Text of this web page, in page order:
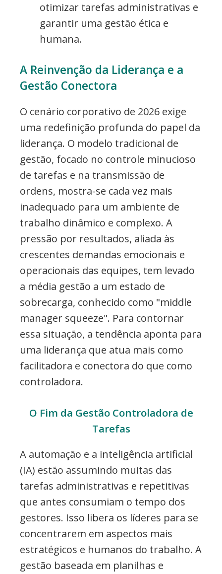
otimizar tarefas administrativas e
garantir uma gestão ética e
humana.
A Reinvenção da Liderança e a
Gestão Conectora
O cenário corporativo de 2026 exige
uma redefinição profunda do papel da
liderança. O modelo tradicional de
gestão, focado no controle minucioso
de tarefas e na transmissão de
ordens, mostra-se cada vez mais
inadequado para um ambiente de
trabalho dinâmico e complexo. A
pressão por resultados, aliada às
crescentes demandas emocionais e
operacionais das equipes, tem levado
a média gestão a um estado de
sobrecarga, conhecido como "middle
manager squeeze". Para contornar
essa situação, a tendência aponta para
uma liderança que atua mais como
facilitadora e conectora do que como
controladora.
O Fim da Gestão Controladora de
Tarefas
A automação e a inteligência artificial
(IA) estão assumindo muitas das
tarefas administrativas e repetitivas
que antes consumiam o tempo dos
gestores. Isso libera os líderes para se
concentrarem em aspectos mais
estratégicos e humanos do trabalho. A
gestão baseada em planilhas e